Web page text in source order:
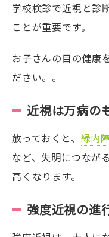
学校検診で近視と診
ことが重要です。
お子さんの目の健康
ださい。。
近視は万病の
放っておくと、 緑内
など、失明につなが
高くなります。
強度近視の進